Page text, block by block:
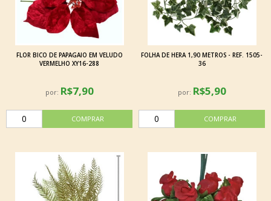
FLOR BICO DE PAPAGAIO EM VELUDO
VERMELHO XY16-288
por: R$7,90
FOLHA DE HERA 1,90 METROS - REF. 1505-
36
por: R$5,90